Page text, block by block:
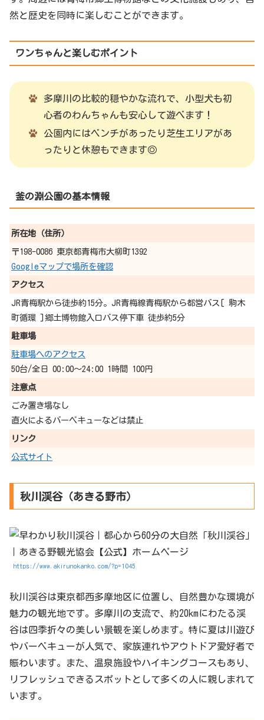
然と歴史を同時に楽しむことができます。
ワンちゃんと楽しむポイント
多摩川の比較的穏やかな流れで、小型犬も初
心者のわんちゃんも安心して遊べます！
公園内にはベンチがあったり芝生エリアがあ
ったりと休憩もできます◎
釜の淵公園の基本情報
所在地（住所）
〒198-0086 東京都青梅市大柳町1392
Googleマップで場所を確認
アクセス
JR青梅駅から徒歩約15分。JR青梅線青梅駅から都営バス[ 駒木
町循環 ]郷土博物館入口バス停下車 徒歩約5分
駐車場
駐車場へのアクセス
50台/全日 00:00～24:00 1時間 100円
注意点
ごみ置き場なし
直火によるバーベキューなどは禁止
リンク
公式サイト
秋川渓谷（あきる野市）
https://www.akirunokanko.com/?p=1045
秋川渓谷は東京都西多摩地区に位置し、自然豊かな環境が
魅力の観光地です。多摩川の支流で、約20kmにわたる渓
谷は四季折々の美しい景観を楽しめます。特に夏は川遊び
やバーベキューが人気で、家族連れやアウトドア愛好者で
賑わいます。また、温泉施設やハイキングコースもあり、
リフレッシュできるスポットとして多くの人に親しまれて
います。